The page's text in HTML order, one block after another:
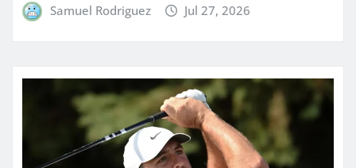
Samuel Rodriguez Jul 27, 2026